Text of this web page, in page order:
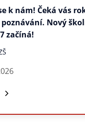
k nám! Čeká vás
Nový
začíná!